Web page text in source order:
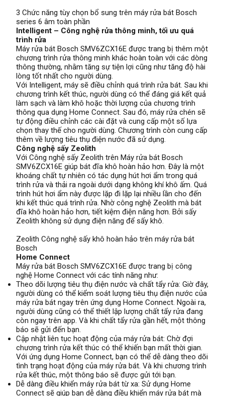
3 Chức năng tùy chọn bổ sung trên máy rửa bát Bosch
series 6 âm toàn phần
Intelligent – Công nghệ rửa thông minh, tối ưu quá
trình rửa
Máy rửa bát Bosch SMV6ZCX16E được trang bị thêm một
chương trình rửa thông minh khác hoàn toàn với các dòng
thông thường, nhằm tăng sự tiện lợi cũng như tăng độ hài
lòng tốt nhất cho người dùng.
Với Intelligent, máy sẽ điều chỉnh quá trình rửa bát. Sau khi
chương trình kết thúc, người dùng có thể đáng giá kết quả
làm sạch và làm khô hoặc thời lượng của chương trình
thông qua dụng Home Connect. Sau đó, máy rửa chén sẽ
tự động điều chỉnh các cài đặt và cung cấp một số lựa
chọn thay thế cho người dùng. Chương trình còn cung cấp
thêm về lượng tiêu thụ điện nước đã sử dụng.
Công nghệ sấy Zeolith
Với Công nghệ sấy Zeolith trên Máy rửa bát Bosch
SMV6ZCX16E giúp bát đĩa khô hoàn hảo hơn. Đây là một
khoáng chất tự nhiên có tác dụng hút hơi ẩm trong quá
trình rửa và thải ra ngoài dưới dạng không khí khô ấm. Quá
trình hút hơi ẩm này được lặp đi lặp lại nhiều lần cho đến
khi kết thúc quá trình rửa. Nhờ công nghệ Zeolith mà bát
đĩa khô hoàn hảo hơn, tiết kiệm điện năng hơn. Bởi sấy
Zeolith không sử dụng điện năng để sấy khô.
Zeolith Công nghệ sấy khô hoàn hảo trên máy rửa bát
Bosch
Home Connect
Máy rửa bát Bosch SMV6ZCX16E được trang bị công
nghệ Home Connect với các tính năng như:
Theo dõi lượng tiêu thụ điện nước và chất tẩy rửa: Giờ đây,
người dùng có thể kiểm soát lượng tiêu thụ điện nước của
máy rửa bát ngay trên ứng dụng Home Connect. Ngoài ra,
người dùng cũng có thể thiết lập lượng chất tẩy rửa đang
còn ngay trên app. Và khi chất tẩy rửa gần hết, một thông
báo sẽ gửi đến bạn.
Cập nhật liên tục hoạt động của máy rửa bát: Chờ đợi
chương trình rửa kết thúc có thể khiến bạn mất thời gian.
Với ứng dụng Home Connect, bạn có thể dễ dàng theo dõi
tình trạng hoạt động của máy rửa bát. Và khi chương trình
rửa kết thúc, một thông báo sẽ được gửi tới bạn.
Dễ dàng điều khiển máy rửa bát từ xa: Sử dụng Home
Connect sẽ giúp bạn dễ dàng điều khiển máy rửa bát mà